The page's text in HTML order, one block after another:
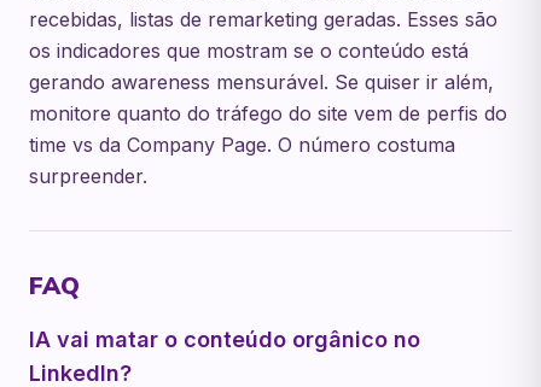
recebidas, listas de remarketing geradas. Esses são
os indicadores que mostram se o conteúdo está
gerando awareness mensurável. Se quiser ir além,
monitore quanto do tráfego do site vem de perfis do
time vs da Company Page. O número costuma
surpreender.
FAQ
IA vai matar o conteúdo orgânico no
LinkedIn?